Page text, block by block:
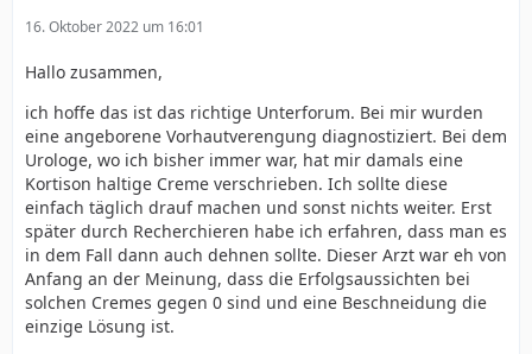
16. Oktober 2022 um 16:01
Hallo zusammen,
ich hoffe das ist das richtige Unterforum. Bei mir wurden
eine angeborene Vorhautverengung diagnostiziert. Bei dem
Urologe, wo ich bisher immer war, hat mir damals eine
Kortison haltige Creme verschrieben. Ich sollte diese
einfach täglich drauf machen und sonst nichts weiter. Erst
später durch Recherchieren habe ich erfahren, dass man es
in dem Fall dann auch dehnen sollte. Dieser Arzt war eh von
Anfang an der Meinung, dass die Erfolgsaussichten bei
solchen Cremes gegen 0 sind und eine Beschneidung die
einzige Lösung ist.